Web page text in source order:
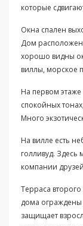
которые
Окна спален
Дом
хорошо видны
виллы, морское
На первом
спокойных
Много
На вилле есть
голливуд.
компании
Терраса
дома ограждены
защищает